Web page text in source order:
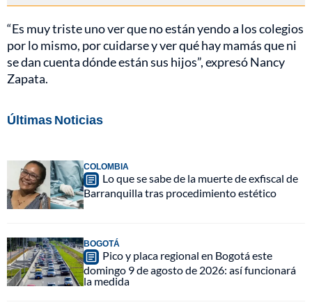
“Es muy triste uno ver que no están yendo a los colegios
por lo mismo, por cuidarse y ver qué hay mamás que ni
se dan cuenta dónde están sus hijos”, expresó Nancy
Zapata.
Últimas Noticias
COLOMBIA
Lo que se sabe de la muerte de exfiscal de
Barranquilla tras procedimiento estético
BOGOTÁ
Pico y placa regional en Bogotá este
domingo 9 de agosto de 2026: así funcionará
la medida